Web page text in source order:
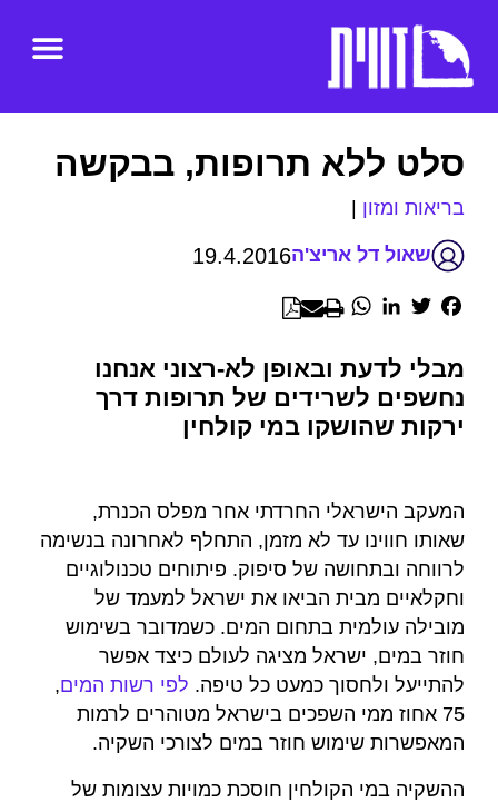
סלט ללא תרופות, בבקשה
בריאות ומזון |
שאול דל אריצ'ה19.4.2016
Facebook
Twitter
LinkedIn
WhatsApp
מבלי לדעת ובאופן לא-רצוני אנחנו
נחשפים לשרידים של תרופות דרך
ירקות שהושקו במי קולחין
המעקב הישראלי החרדתי אחר מפלס הכנרת,
שאותו חווינו עד לא מזמן, התחלף לאחרונה בנשימה
לרווחה ובתחושה של סיפוק. פיתוחים טכנולוגיים
וחקלאיים מבית הביאו את ישראל למעמד של
מובילה עולמית בתחום המים. כשמדובר בשימוש
חוזר במים, ישראל מציגה לעולם כיצד אפשר
להתייעל ולחסוך כמעט כל טיפה. לפי רשות המים,
75 אחוז ממי השפכים בישראל מטוהרים לרמות
המאפשרות שימוש חוזר במים לצורכי השקיה.
ההשקיה במי הקולחין חוסכת כמויות עצומות של